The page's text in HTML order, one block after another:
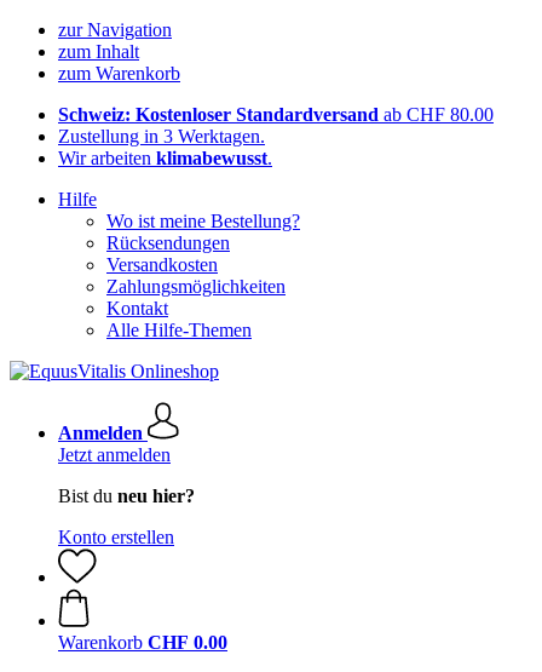
zur Navigation
zum Inhalt
zum Warenkorb
Schweiz: Kostenloser Standardversand ab CHF 80.00
Zustellung in 3 Werktagen.
Wir arbeiten klimabewusst.
Hilfe
Wo ist meine Bestellung?
Rücksendungen
Versandkosten
Zahlungsmöglichkeiten
Kontakt
Alle Hilfe-Themen
Anmelden
Jetzt anmelden
Bist du neu hier?
Konto erstellen
Warenkorb CHF 0.00